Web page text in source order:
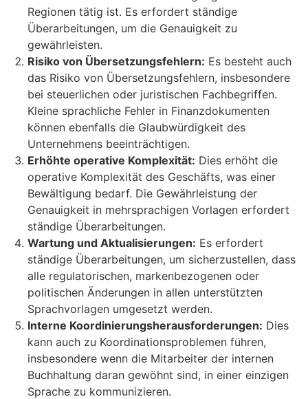
Regionen tätig ist. Es erfordert ständige
Überarbeitungen, um die Genauigkeit zu
gewährleisten.
Risiko von Übersetzungsfehlern: Es besteht auch
das Risiko von Übersetzungsfehlern, insbesondere
bei steuerlichen oder juristischen Fachbegriffen.
Kleine sprachliche Fehler in Finanzdokumenten
können ebenfalls die Glaubwürdigkeit des
Unternehmens beeinträchtigen.
Erhöhte operative Komplexität: Dies erhöht die
operative Komplexität des Geschäfts, was einer
Bewältigung bedarf. Die Gewährleistung der
Genauigkeit in mehrsprachigen Vorlagen erfordert
ständige Überarbeitungen.
Wartung und Aktualisierungen: Es erfordert
ständige Überarbeitungen, um sicherzustellen, dass
alle regulatorischen, markenbezogenen oder
politischen Änderungen in allen unterstützten
Sprachvorlagen umgesetzt werden.
Interne Koordinierungsherausforderungen: Dies
kann auch zu Koordinationsproblemen führen,
insbesondere wenn die Mitarbeiter der internen
Buchhaltung daran gewöhnt sind, in einer einzigen
Sprache zu kommunizieren.